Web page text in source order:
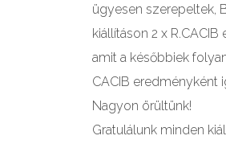
ügyesen szerepeltek,
kiállításon 2 x
amit a későbbiek
CACIB eredményként
Nagyon örültünk!
Gratulálunk minden